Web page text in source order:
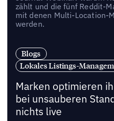
zählt und die fünf Reddit-
mit denen Multi-Location-
werden.
Blogs
Lokales Listings-
Marken optimieren
bei unsauberen
nichts live